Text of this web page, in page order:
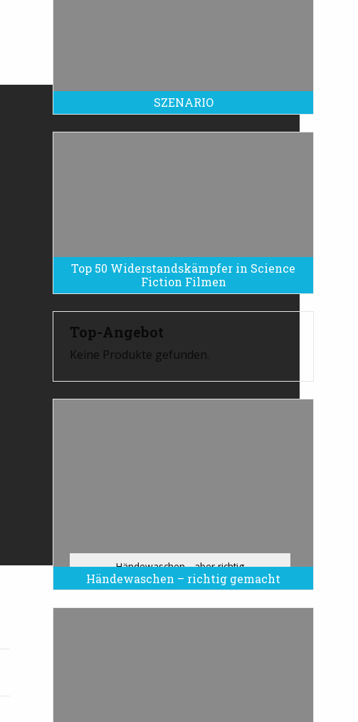
SZENARIO
Top 50 Widerstandskämpfer in Science
Fiction Filmen
Top-Angebot
Keine Produkte gefunden.
Händewaschen – richtig gemacht
Händewaschen - aber richtig